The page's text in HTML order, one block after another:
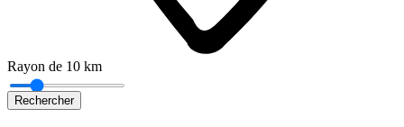
Rayon de 10 km
Rechercher